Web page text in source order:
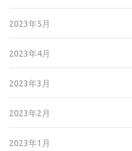
2023年5月
2023年4月
2023年3月
2023年2月
2023年1月